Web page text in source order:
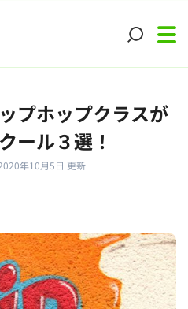
プホップクラスが
ール３選！
年10月5日 更新